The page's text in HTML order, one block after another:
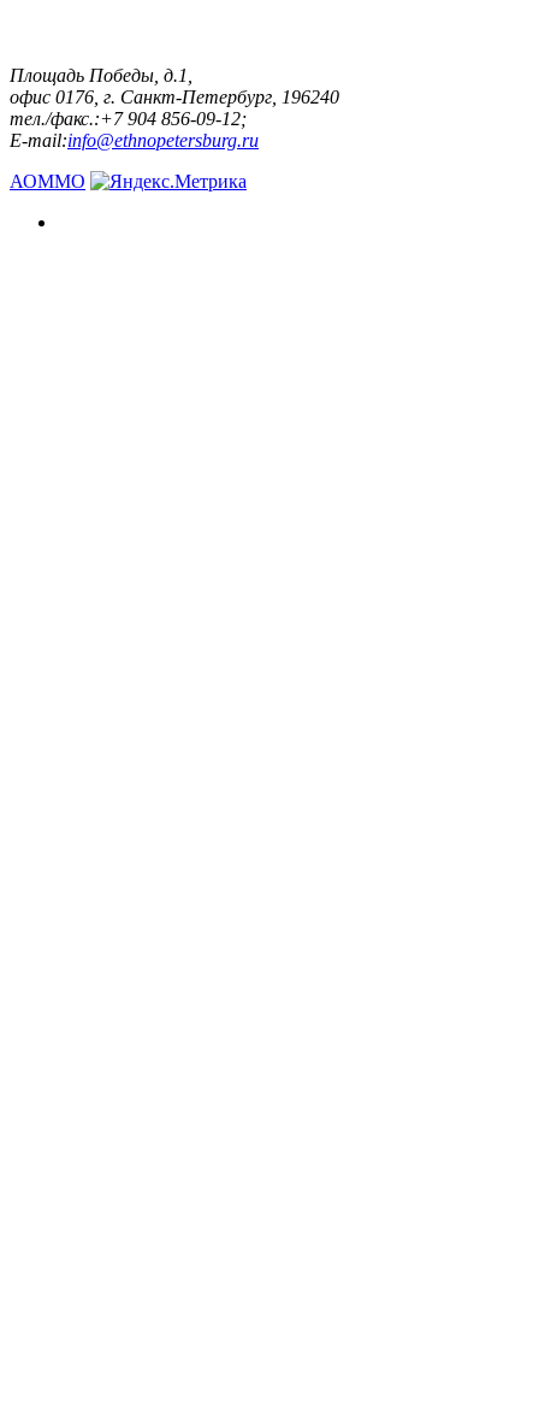
Площадь Победы, д.1,
офис 0176, г. Санкт-Петербург, 196240
тел./факс.:+7 904 856-09-12;
E-mail:info@ethnopetersburg.ru
АОММО